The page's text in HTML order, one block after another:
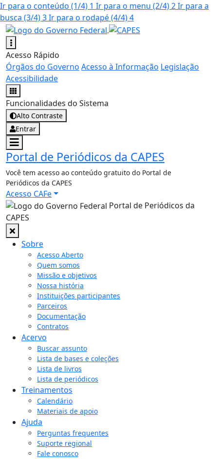
Ir para o conteúdo (1/4) 1 Ir para o menu (2/4)2Ir para a
busca (3/4)3Ir para o rodapé(4/4)4
Acesso Rápido
Órgãos do Governo Acesso à Informação Legislação
Acessibilidade
Funcionalidades do Sistema
Alto Contraste
Entrar
Portal de Periódicos da CAPES
Você tem acesso ao conteúdo gratuito do Portal de
Periódicos da CAPES
Acesso CAFe
Portal de Periódicos da
CAPES
Sobre
Acesso Aberto
Quem somos
Missão e objetivos
Nossa história
Instituições participantes
Parceiros
Documentação
Contratos
Acervo
Buscar assunto
Lista de bases e coleções
Lista de livros
Lista de periódicos
Treinamentos
Calendário
Materiais de apoio
Ajuda
Perguntas frequentes
Suporte regional
Fale conosco